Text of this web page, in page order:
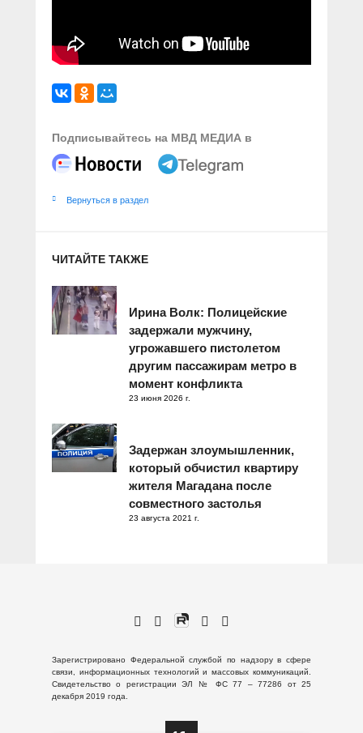
Подписывайтесь на МВД МЕДИА в
Вернуться в раздел
ЧИТАЙТЕ ТАКЖЕ
Ирина Волк: Полицейские
задержали мужчину,
угрожавшего пистолетом
другим пассажирам метро в
момент конфликта
23 июня 2026 г.
Задержан злоумышленник,
который обчистил квартиру
жителя Магадана после
совместного застолья
23 августа 2021 г.
Зарегистрировано Федеральной службой по надзору в сфере
связи, информационных технологий и массовых коммуникаций.
Свидетельство о регистрации ЭЛ № ФС 77 – 77286 от 25
декабря 2019 года.